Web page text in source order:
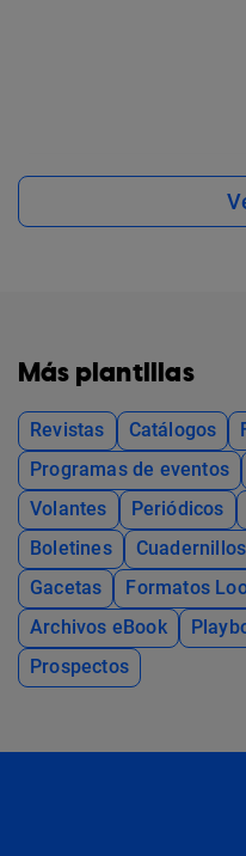
Más plantillas
Revistas Catálogos
Programas de eventos
Volantes
Periódicos
Boletines
Cuadernillos
Gacetas
Formatos
Archivos eBook
Prospectos